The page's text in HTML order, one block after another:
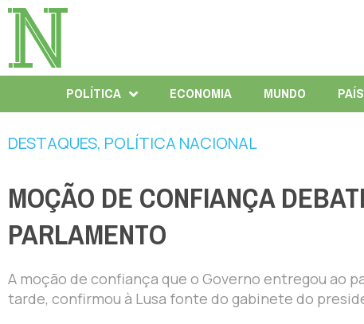
POLÍTICA ECONOMIA MUNDO PAÍS
DESTAQUES, POLÍTICA NACIONAL
MOÇÃO DE CONFIANÇA
PARLAMENTO
A moção de confiança que o Governo entregou ao
tarde, confirmou à Lusa fonte do gabinete do